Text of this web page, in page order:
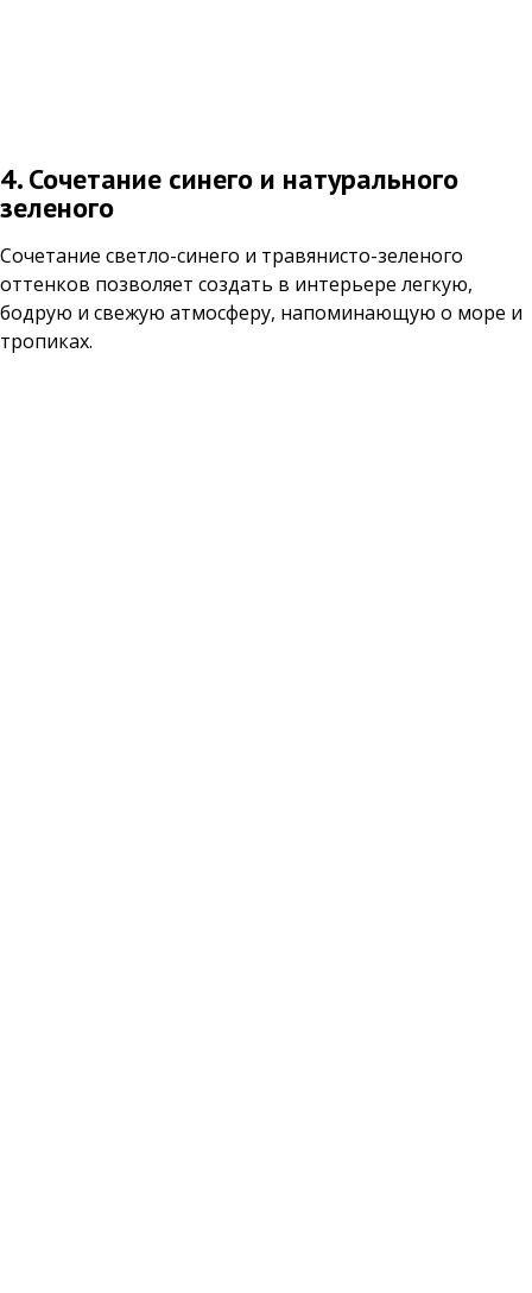
4. Сочетание синего и натурального
зеленого
Сочетание светло-синего и травянисто-зеленого
оттенков позволяет создать в интерьере легкую,
бодрую и свежую атмосферу, напоминающую о море и
тропиках.